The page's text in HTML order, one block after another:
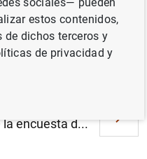
a junio de
encuesta d...
estos contenidos,
de dichos terceros y
de privacidad y